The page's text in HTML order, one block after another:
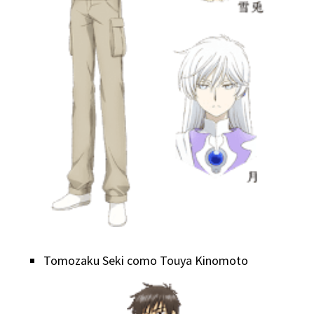
Tomozaku Seki como Touya Kinomoto